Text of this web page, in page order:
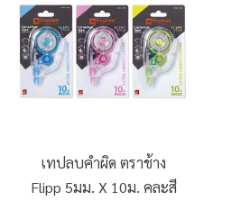
เทปลบคำผิด ตราช้าง
Flipp 5มม. X 10ม. คละสี